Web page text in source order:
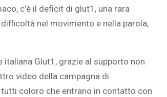
c’è il deficit di glut1, una rara
nel movimento e nella parola,
italiana Glut1, grazie al supporto non
video della campagna di
coloro che entrano in contatto con